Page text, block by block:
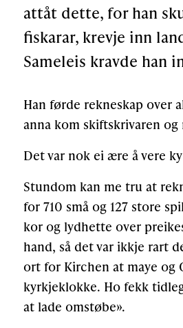
attåt dette, for han
fiskarar, krevje inn
Sameleis kravde han
Han førde rekneskap over
anna kom skiftskrivaren
Det var nok ei ære å vere
Stundom kan me tru at
for 710 små og 127 store
kor og lydhette over
hand, så det var ikkje rart
ort for Kirchen at maye og
kyrkjeklokke. Ho fekk
at lade omstøbe».